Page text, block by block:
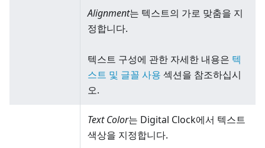
Alignment는 텍스트의 가로 맞춤을 지
정합니다.
텍스트 구성에 관한 자세한 내용은 텍
스트 및 글꼴 사용 섹션을 참조하십시
오.
Text Color는 Digital Clock에서 텍스트
색상을 지정합니다.